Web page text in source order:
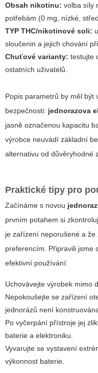
Obsah nikotinu: volba síly
potřebám (0 mg, nízké,
TYP THC/nikotinové soli:
sloučenin a jejich chování
Chuťové varianty: testujte
ostatních uživatelů.
Popis parametrů by měl být
bezpečnosti: jednorazova
jasně označenou kapacitu
výrobce neuvádí základní
alternativu od důvěryhodné
Praktické tipy pro
Začínáme s novou
prvním potahem si
je zařízení neporušené a
preferencím. Připravili jsme
efektivní používání:
Uchovávejte výrobek mimo
Nepokoušejte se zařízení
jednorázů není
Po vyčerpání přístroje jej
baterie a elektroniku.
Vyvarujte se vystavení
výkonnost baterie.